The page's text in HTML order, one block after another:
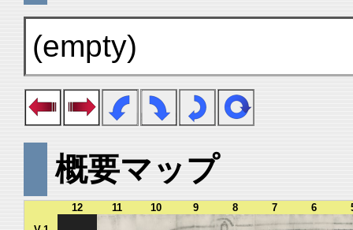
(empty)
概要マップ
12 11 10 9 8 7 6